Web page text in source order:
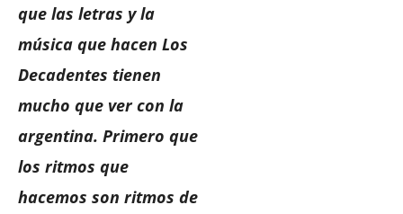
que las letras y la
música que hacen Los
Decadentes tienen
mucho que ver con la
argentina. Primero que
los ritmos que
hacemos son ritmos de